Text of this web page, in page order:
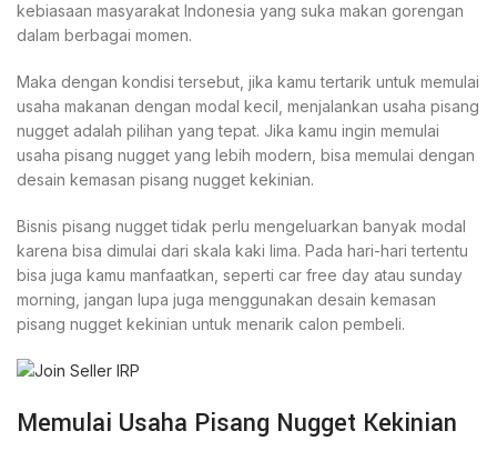
kebiasaan masyarakat Indonesia yang suka makan gorengan
dalam berbagai momen.
Maka dengan kondisi tersebut, jika kamu tertarik untuk memulai
usaha makanan dengan modal kecil, menjalankan usaha pisang
nugget adalah pilihan yang tepat. Jika kamu ingin memulai
usaha pisang nugget yang lebih modern, bisa memulai dengan
desain kemasan pisang nugget kekinian.
Bisnis pisang nugget tidak perlu mengeluarkan banyak modal
karena bisa dimulai dari skala kaki lima. Pada hari-hari tertentu
bisa juga kamu manfaatkan, seperti car free day atau sunday
morning, jangan lupa juga menggunakan desain kemasan
pisang nugget kekinian untuk menarik calon pembeli.
Memulai Usaha Pisang Nugget Kekinian